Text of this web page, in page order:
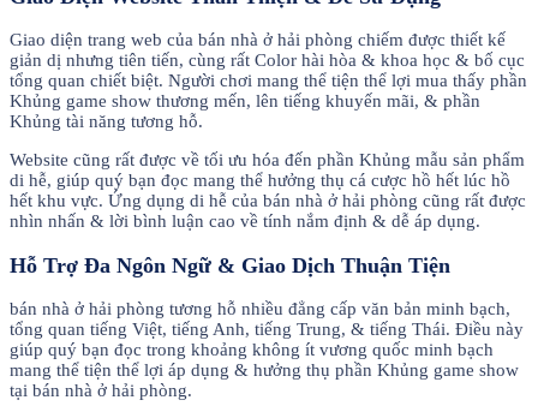
Giao diện trang web của bán nhà ở hải phòng chiếm được thiết kế
giản dị nhưng tiên tiến, cùng rất Color hài hòa & khoa học & bố cục
tổng quan chiết biệt. Người chơi mang thể tiện thể lợi mua thấy phần
Khủng game show thương mến, lên tiếng khuyến mãi, & phần
Khủng tài năng tương hỗ.
Website cũng rất được về tối ưu hóa đến phần Khủng mẫu sản phẩm
di hễ, giúp quý bạn đọc mang thể hưởng thụ cá cược hồ hết lúc hồ
hết khu vực. Ứng dụng di hễ của bán nhà ở hải phòng cũng rất được
nhìn nhấn & lời bình luận cao về tính nắm định & dễ áp dụng.
Hỗ Trợ Đa Ngôn Ngữ & Giao Dịch Thuận Tiện
bán nhà ở hải phòng tương hỗ nhiều đẳng cấp văn bản minh bạch,
tổng quan tiếng Việt, tiếng Anh, tiếng Trung, & tiếng Thái. Điều này
giúp quý bạn đọc trong khoảng không ít vương quốc minh bạch
mang thể tiện thể lợi áp dụng & hưởng thụ phần Khủng game show
tại bán nhà ở hải phòng.